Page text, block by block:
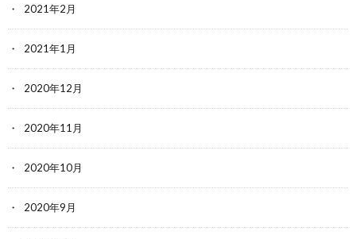
2021年2月
2021年1月
2020年12月
2020年11月
2020年10月
2020年9月